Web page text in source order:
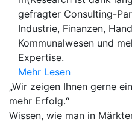
gefragter Consulting-
Industrie, Finanzen,
Kommunalwesen und
Expertise.
Mehr Lesen
„Wir zeigen Ihnen gerne
mehr Erfolg.“
Wissen, wie man in